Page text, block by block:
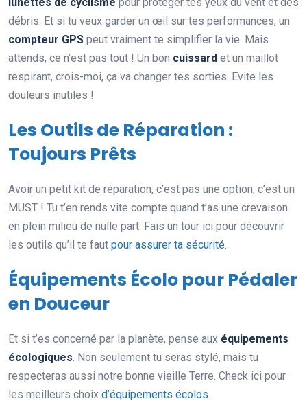
débris. Et si tu veux garder un œil sur tes performances, un
compteur GPS peut vraiment te simplifier la vie. Mais
attends, ce n’est pas tout ! Un bon cuissard et un maillot
respirant, crois-moi, ça va changer tes sorties. Evite les
douleurs inutiles !
Les Outils de Réparation :
Toujours Prêts
Avoir un petit kit de réparation, c’est pas une option, c’est un
MUST ! Tu t’en rends vite compte quand t’as une crevaison
en plein milieu de nulle part. Fais un tour ici pour découvrir
les outils qu’il te faut pour assurer ta sécurité.
Équipements Écolo pour Pédaler
en Douceur
Et si t’es concerné par la planète, pense aux équipements
écologiques. Non seulement tu seras stylé, mais tu
respecteras aussi notre bonne vieille Terre. Check ici pour
les meilleurs choix d’équipements écolos.